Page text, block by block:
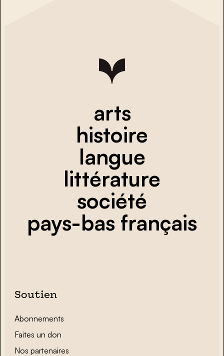
arts
histoire
langue
littérature
société
pays-bas français
Soutien
Abonnements
Faites un don
Nos partenaires